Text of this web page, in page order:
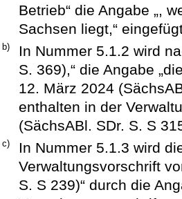
Betrieb“ die Angabe „,
Sachsen liegt,“
b)
In Nummer 5.1.2 wird
S. 369),“ die Angabe
12. März 2024
enthalten in der
(SächsABl. SDr. S. S
c)
In Nummer 5.1.3 wird
Verwaltungsvorschrift
S. S 239)“ durch die